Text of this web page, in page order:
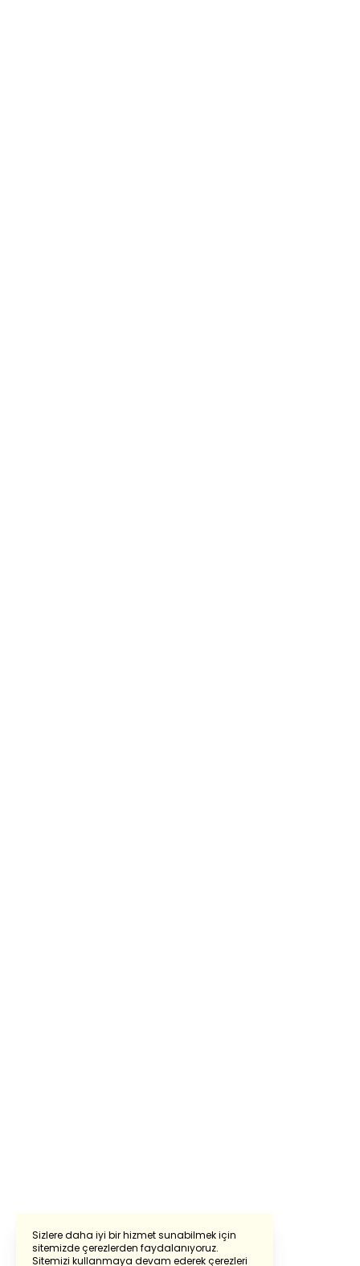
Sizlere daha iyi bir hizmet sunabilmek için
sitemizde çerezlerden faydalanıyoruz.
Sitemizi kullanmaya devam ederek çerezleri